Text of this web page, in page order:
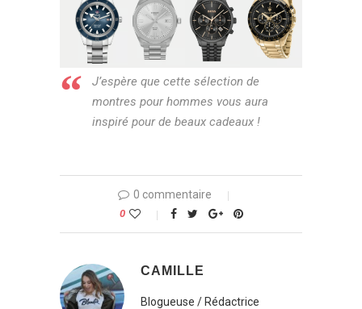
J’espère que cette sélection de
montres pour hommes vous aura
inspiré pour de beaux cadeaux !
0 commentaire
0
CAMILLE
Blogueuse / Rédactrice